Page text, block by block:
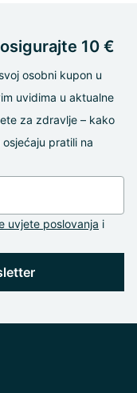
10 €
osobni kupon u
uvidima u aktualne
za zdravlje – kako
pratili na
uvjete poslovanja i